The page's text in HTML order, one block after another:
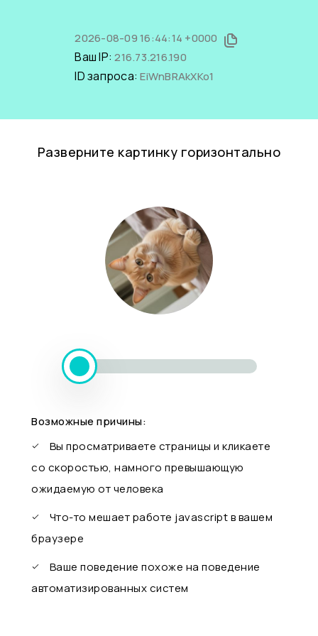
2026-08-09 16:44:14 +0000
Ваш IP:216.73.216.190
ID запроса:EiWnBRAkXKo1
Разверните картинку горизонтально
Возможные причины:
Вы просматриваете страницы и кликаете
со скоростью, намного превышающую
ожидаемую от человека
Что-то мешает работе javascript в вашем
браузере
Ваше поведение похоже на поведение
автоматизированных систем